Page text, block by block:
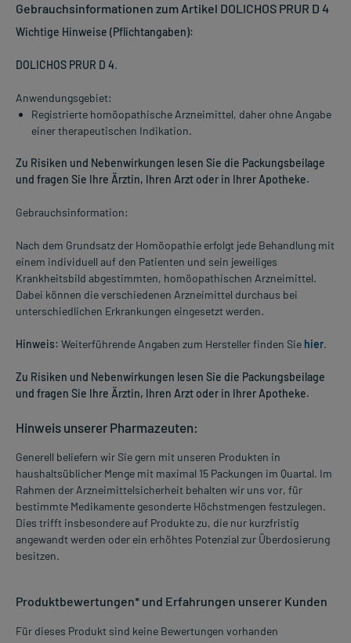
Gebrauchsinformationen zum Artikel DOLICHOS PRUR D 4
Wichtige Hinweise (Pflichtangaben):
DOLICHOS PRUR D 4.
Anwendungsgebiet:
Registrierte homöopathische Arzneimittel, daher ohne Angabe
einer therapeutischen Indikation.
Zu Risiken und Nebenwirkungen lesen Sie die Packungsbeilage
und fragen Sie Ihre Ärztin, Ihren Arzt oder in Ihrer Apotheke.
Gebrauchsinformation:
Nach dem Grundsatz der Homöopathie erfolgt jede Behandlung mit
einem individuell auf den Patienten und sein jeweiliges
Krankheitsbild abgestimmten, homöopathischen Arzneimittel.
Dabei können die verschiedenen Arzneimittel durchaus bei
unterschiedlichen Erkrankungen eingesetzt werden.
Hinweis: Weiterführende Angaben zum Hersteller finden Sie hier.
Zu Risiken und Nebenwirkungen lesen Sie die Packungsbeilage
und fragen Sie Ihre Ärztin, Ihren Arzt oder in Ihrer Apotheke.
Hinweis unserer Pharmazeuten:
Generell beliefern wir Sie gern mit unseren Produkten in
haushaltsüblicher Menge mit maximal 15 Packungen im Quartal. Im
Rahmen der Arzneimittelsicherheit behalten wir uns vor, für
bestimmte Medikamente gesonderte Höchstmengen festzulegen.
Dies trifft insbesondere auf Produkte zu, die nur kurzfristig
angewandt werden oder ein erhöhtes Potenzial zur Überdosierung
besitzen.
Produktbewertungen* und Erfahrungen unserer Kunden
Für dieses Produkt sind keine Bewertungen vorhanden